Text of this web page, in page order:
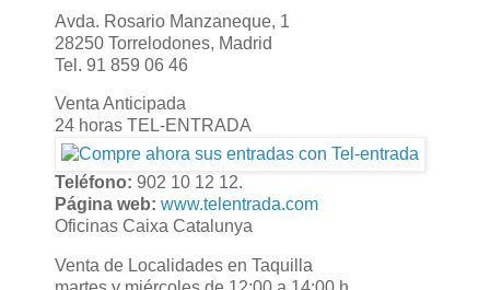
Avda. Rosario Manzaneque, 1
28250 Torrelodones, Madrid
Tel. 91 859 06 46
Venta Anticipada
24 horas TEL-ENTRADA
Teléfono: 902 10 12 12.
Página web: www.telentrada.com
Oficinas Caixa Catalunya
Venta de Localidades en Taquilla